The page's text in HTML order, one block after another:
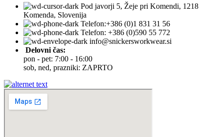
Pod javorji 5, Žeje pri Komendi, 1218
Komenda, Slovenija
Telefon:+386 (0)1 831 31 56
Telefon: +386 (0)590 55 772
info@snickersworkwear.si
Delovni čas:
pon - pet: 7:00 - 16:00
sob, ned, prazniki: ZAPRTO